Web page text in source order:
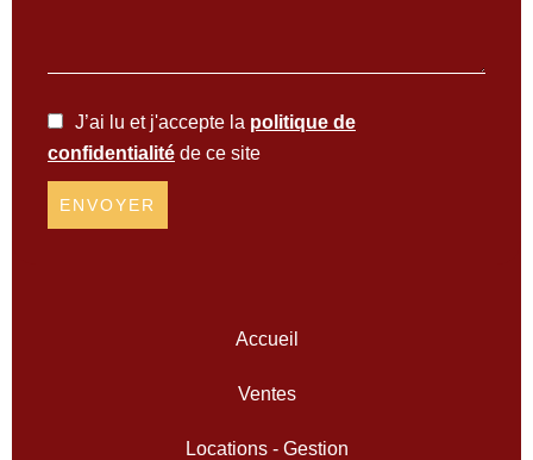
J’ai lu et j'accepte la politique de
confidentialité de ce site
ENVOYER
Accueil
Ventes
Locations - Gestion